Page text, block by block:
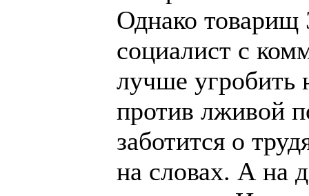
Однако
социалист с
лучше угробить
против лживой
заботится о
на словах. А на